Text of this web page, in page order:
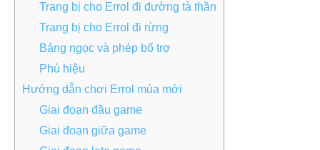
Trang bị cho Errol đi đường tà thần
Trang bị cho Errol đi rừng
Bảng ngọc và phép bổ trợ
Phù hiệu
Hướng dẫn chơi Errol mùa mới
Giai đoạn đầu game
Giai đoạn giữa game